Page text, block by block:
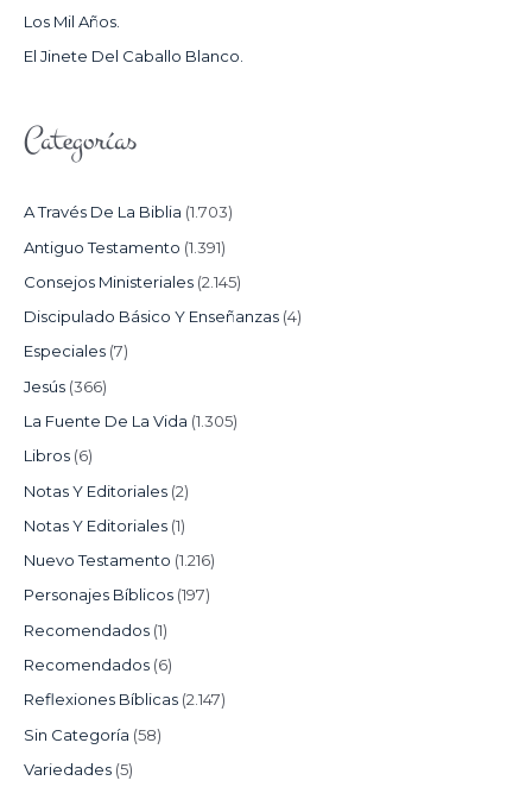
:Los Mil Años.
El Jinete Del Caballo Blanco.
Categorías
A Través De La Biblia (1.703)
Antiguo Testamento (1.391)
Consejos Ministeriales (2.145)
Discipulado Básico Y Enseñanzas (4)
Especiales (7)
Jesús (366)
La Fuente De La Vida (1.305)
Libros (6)
Notas Y Editoriales (2)
Notas Y Editoriales (1)
Nuevo Testamento (1.216)
Personajes Bíblicos (197)
Recomendados (1)
Recomendados (6)
Reflexiones Bíblicas (2.147)
Sin Categoría (58)
Variedades (5)